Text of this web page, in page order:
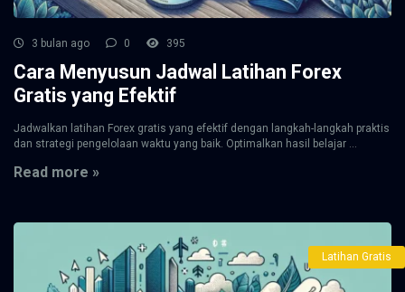
3 bulan ago 0 395
Cara Menyusun Jadwal Latihan Forex
Gratis yang Efektif
Jadwalkan latihan Forex gratis yang efektif dengan langkah-langkah praktis
dan strategi pengelolaan waktu yang baik. Optimalkan hasil belajar ...
Read more »
Latihan Gratis